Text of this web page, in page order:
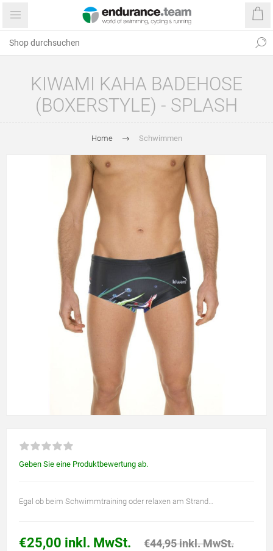
KIWAMI KAHA BADEHOSE
(BOXERSTYLE) - SPLASH
Home Schwimmen
Geben Sie eine Produktbewertung ab.
Egal ob beim Schwimmtraining oder relaxen am Strand…
€25,00 inkl. MwSt. €44,95 inkl. MwSt.